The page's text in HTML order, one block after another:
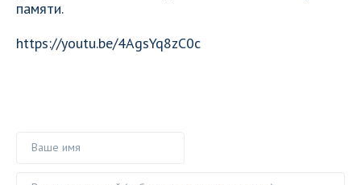
памяти.
https://youtu.be/4AgsYq8zC0c